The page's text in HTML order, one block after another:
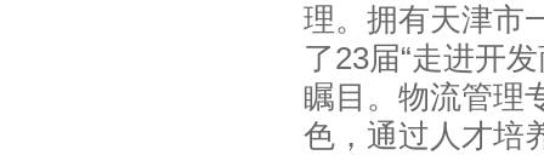
理。拥有天津市
了23届“走进开
瞩目。物流管理
色，通过人才培